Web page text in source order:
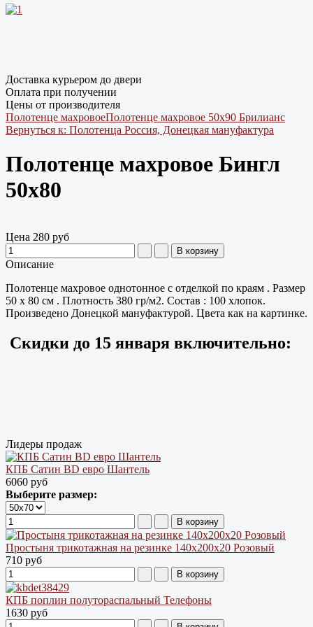
Доставка курьером до двери
Оплата при получении
Цены от производителя
Полотенце махровоеПолотенце махровое 50х90 Брилианс
Вернуться к: Полотенца Россия, Донецкая мануфактура
Полотенце махровое Бингл
50х80
Цена 280 руб
Описание
Полотенце махровое однотонное с отделкой по краям . Размер
50 х 80 см . Плотность 380 гр/м2. Состав : 100 хлопок.
Произведено Донецкой мануфактурой. Цвета как на картинке.
Скидки до 15 января включительно:
Лидеры продаж
КПБ Сатин BD евро Шантель
6060 руб
Выберите размер:
Простыня трикотажная на резинке 140х200х20 Розовый
710 руб
КПБ поплин полутораспальный Телефоны
1630 руб